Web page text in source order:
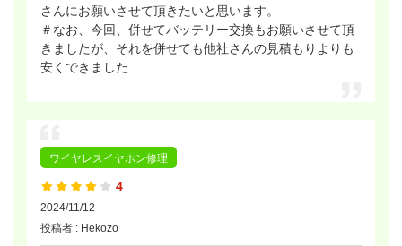
さんにお願いさせて頂きたいと思います。
＃なお、今回、併せてバッテリー交換もお願いさせて頂
きましたが、それを併せても他社さんの見積もりよりも
安くできました
ワイヤレスイヤホン修理
2024/11/12
投稿者 : Hekozo